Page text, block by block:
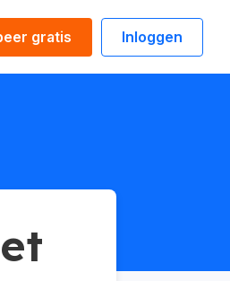
gratis Inloggen